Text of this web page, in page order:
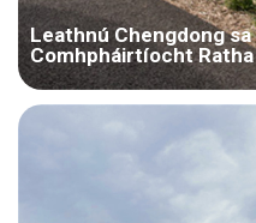
Leathnú Chengdong
Comhpháirtíocht Ratha
Achoimre an Tionscadail:
Mheiriceánach. Cineál:
Innealtóireachta. Limistéar
Oiriúnach, Oifig, Saol saor,